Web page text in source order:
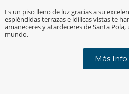
Es un piso lleno de luz gracias a su
espléndidas terrazas e idílicas vistas te
amaneceres y atardeceres de Santa
mundo.
Más Info.